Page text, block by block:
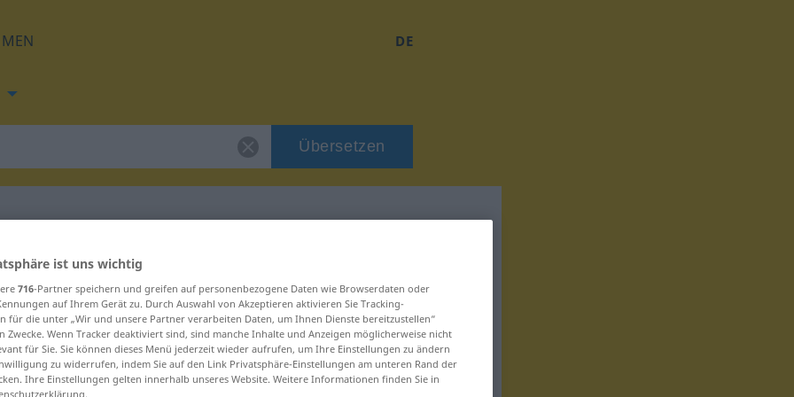
DE
Übersetzen
für "Default"
ist uns wichtig
716-Partner speichern und greifen auf personenbezogene Daten wie Browserdaten oder
auf Ihrem Gerät zu. Durch Auswahl von Akzeptieren aktivieren Sie Tracking-
für die unter „Wir und unsere Partner verarbeiten Daten, um Ihnen Dienste bereitzustellen“
Zwecke. Wenn Tracker deaktiviert sind, sind manche Inhalte und Anzeigen möglicherweise nicht
für Sie. Sie können dieses Menü jederzeit wieder aufrufen, um Ihre Einstellungen zu ändern
zu widerrufen, indem Sie auf den Link Privatsphäre-Einstellungen am unteren Rand der
Ihre Einstellungen gelten innerhalb unseres Website. Weitere Informationen finden Sie in